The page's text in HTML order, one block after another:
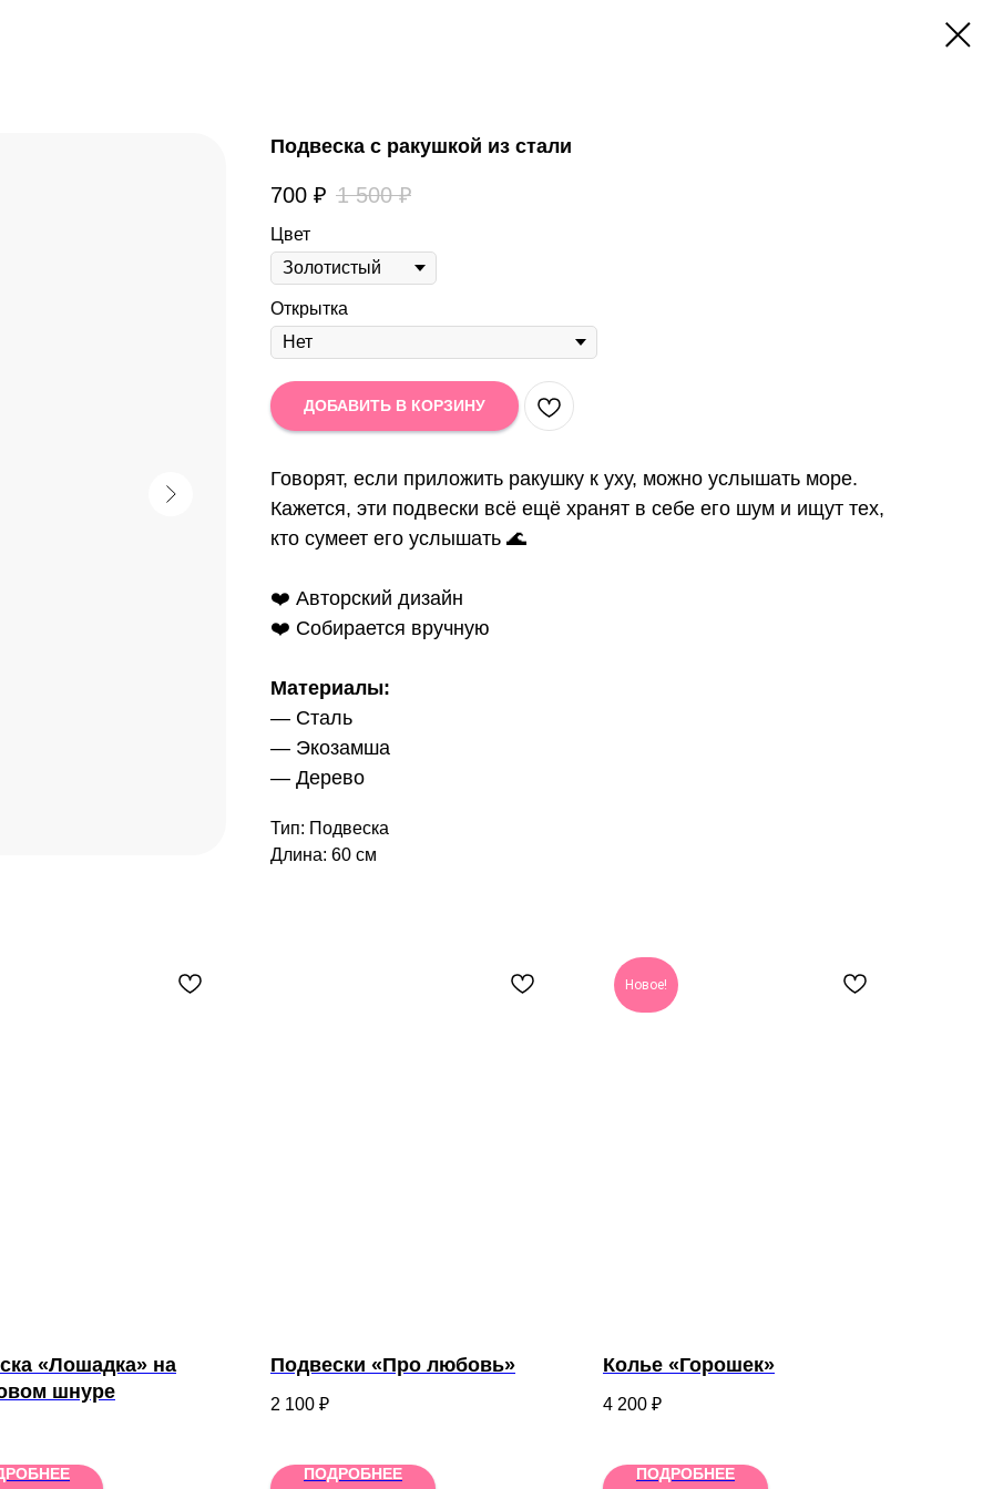
Подвеска с ракушкой из стали
700 ₽ 1 500 ₽
Цвет
Открытка
ДОБАВИТЬ В КОРЗИНУ
Говорят, если приложить ракушку к уху, можно услышать море.
Кажется, эти подвески всё ещё хранят в себе его шум и ищут тех,
кто сумеет его услышать 🌊
❤️ Авторский дизайн
❤️ Собирается вручную
Материалы:
— Сталь
— Экозамша
— Дерево
Тип: Подвеска
Длина: 60 см
«Лошадка» на
шнуре
Подвески «Про любовь»
2 100 ₽
ПОДРОБНЕЕ
Новое!
Колье «Горошек»
4 200 ₽
ПОДРОБНЕЕ